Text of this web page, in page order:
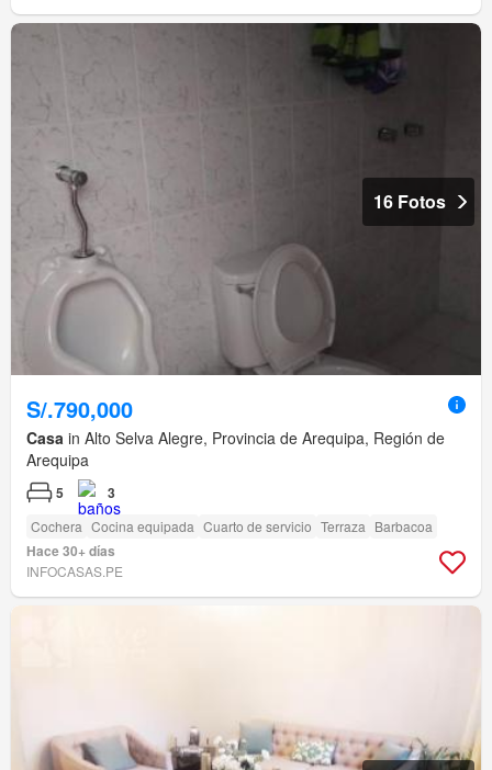
16 Fotos
S/.790,000
Casa in Alto Selva Alegre, Provincia de Arequipa, Región de
Arequipa
5 3
Cochera Cocina equipada Cuarto de servicio Terraza Barbacoa
Hace 30+ días
INFOCASAS.PE